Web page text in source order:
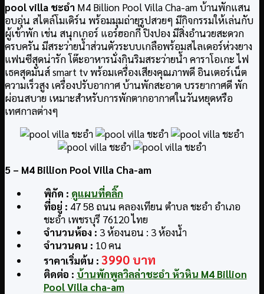
pool villa ชะอำ M4 Billion Pool Villa Cha-am บ้านพักแสน
อบอุ่น สไตล์โมเดิร์น พร้อมมุมถ่ายรูปสวยๆ มีกิจกรรมให้เล่นกับ
ผู้เข้าพัก เช่น สนุกเกอร์ แอร์ฮอกกี้ ปิงปอง มีสิ่งอำนวยสะดวก
ครบครัน มีสระว่ายน้ำส่วนตัวระบบเกลือพร้อมสไลเดอร์ห่วงยาง
แฟนซีสุดน่ารัก โต๊ะอาหารนั่งกินริมสระว่ายน้ำ คาราโอเกะ ไฟ
เธคสุดมันส์ smart tv พร้อมเครื่องเสียงคุณภาพดี อินเตอร์เน็ต
ความเร็วสูง เครื่องปรับอากาศ บ้านพักสะอาด บรรยากาศดี พัก
ผ่อนสบาย เหมาะสำหรับการพักตากอากาศในวันหยุดหรือ
เทศกาลต่างๆ
5 – M4 Billion Pool Villa Cha-am
พิกัด : ดูแผนที่คลิ๊ก
ที่อยู่: 47 58 ถนน คลองเทียน ตำบล ชะอำ อำเภอ
ชะอำ เพชรบุรี 76120 ไทย
จำนวนห้อง : 3 ห้องนอน : 3 ห้องน้ำ
จำนวนคน : 10 คน
ราคาเริ่มต้น : 3990 บาท
ติดต่อ : บ้านพักพูลวิลล่าชะอำ หัวหิน M4 Billion
Pool Villa cha-am